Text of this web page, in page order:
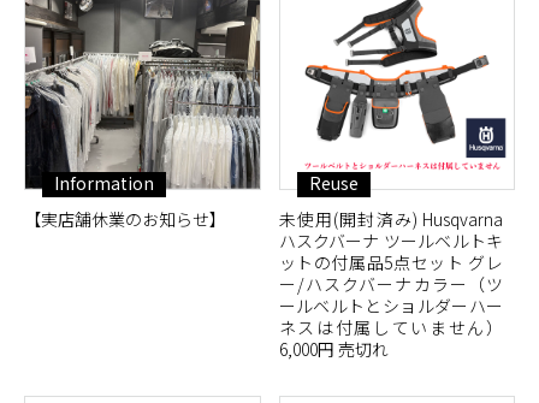
Information
【実店舗休業のお知らせ】
Reuse
未使用(開封済み) Husqvarna
ハスクバーナ ツールベルトキ
ットの付属品5点セット グレ
ー/ハスクバーナカラー（ツ
ールベルトとショルダーハー
ネスは付属していません）
6,000円 売切れ